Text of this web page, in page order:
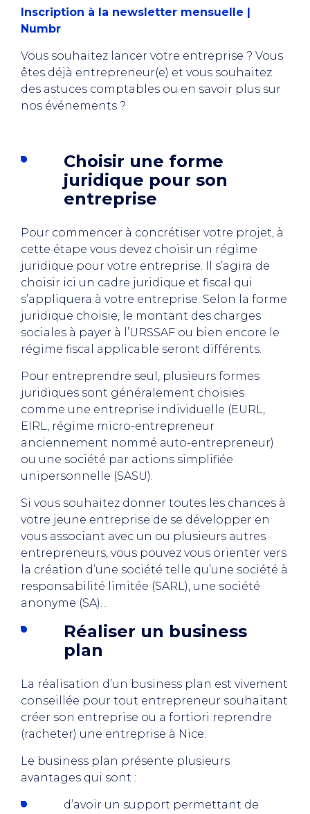
Inscription à la newsletter mensuelle |
Numbr
Vous souhaitez lancer votre entreprise ? Vous
êtes déjà entrepreneur(e) et vous souhaitez
des astuces comptables ou en savoir plus sur
nos événements ?
Choisir une forme
juridique pour son
entreprise
Pour commencer à concrétiser votre projet, à
cette étape vous devez choisir un régime
juridique pour votre entreprise. Il s’agira de
choisir ici un cadre juridique et fiscal qui
s’appliquera à votre entreprise. Selon la forme
juridique choisie, le montant des charges
sociales à payer à l’URSSAF ou bien encore le
régime fiscal applicable seront différents.
Pour entreprendre seul, plusieurs formes
juridiques sont généralement choisies
comme une entreprise individuelle (EURL,
EIRL, régime micro-entrepreneur
anciennement nommé auto-entrepreneur)
ou une société par actions simplifiée
unipersonnelle (SASU).
Si vous souhaitez donner toutes les chances à
votre jeune entreprise de se développer en
vous associant avec un ou plusieurs autres
entrepreneurs, vous pouvez vous orienter vers
la création d’une société telle qu’une société à
responsabilité limitée (SARL), une société
anonyme (SA)…
Réaliser un business
plan
La réalisation d’un business plan est vivement
conseillée pour tout entrepreneur souhaitant
créer son entreprise ou a fortiori reprendre
(racheter) une entreprise à Nice.
Le business plan présente plusieurs
avantages qui sont :
d’avoir un support permettant de